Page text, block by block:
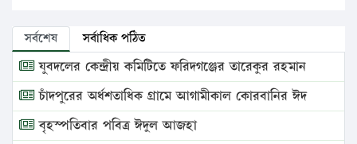
সর্বশেষ সর্বাধিক পঠিত
যুবদলের কেন্দ্রীয় কমিটিতে ফরিদগঞ্জের তারেকুর রহমান
চাঁদপুরের অর্ধশতাধিক গ্রামে আগামীকাল কোরবানির ঈদ
বৃহস্পতিবার পবিত্র ঈদুল আজহা